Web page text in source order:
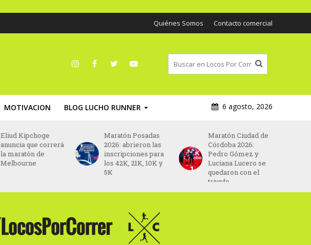
Quiénes Somos Contacto comercial
MOTIVACION BLOG LUCHO RUNNER 6 agosto, 2026
Eliud Kipchoge
anuncia que correrá
la maratón de
Melbourne
Maratón Posadas
2026: abrieron las
inscripciones para
los 42K, 21K, 10K y
5K
Maratón Ciudad de
Córdoba 2026:
Pedro Gómez y
Luciana Lucero se
quedaron con el
triunfo